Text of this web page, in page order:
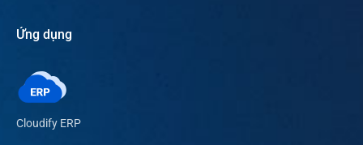
Ứng dụng
Cloudify ERP